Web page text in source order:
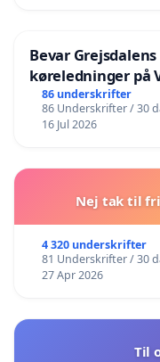
Bevar
køreledninger på
86 underskrifter
86 Underskrifter / 30
16 Jul 2026
Nej tak til
4 320 underskrifter
81 Underskrifter / 30
27 Apr 2026
Til